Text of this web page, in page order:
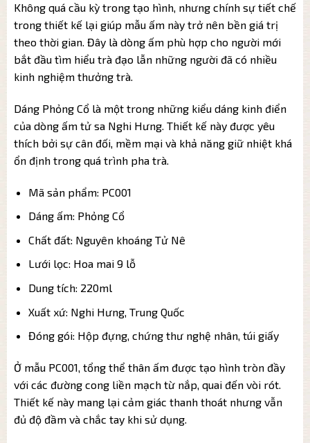
Không quá cầu kỳ trong tạo hình, nhưng chính sự tiết chế
trong thiết kế lại giúp mẫu ấm này trở nên bền giá trị
theo thời gian. Đây là dòng ấm phù hợp cho người mới
bắt đầu tìm hiểu trà đạo lẫn những người đã có nhiều
kinh nghiệm thưởng trà.
Dáng Phỏng Cổ là một trong những kiểu dáng kinh điển
của dòng ấm tử sa Nghi Hưng. Thiết kế này được yêu
thích bởi sự cân đối, mềm mại và khả năng giữ nhiệt khá
ổn định trong quá trình pha trà.
Mã sản phẩm: PC001
Dáng ấm: Phỏng Cổ
Chất đất: Nguyên khoáng Tử Nê
Lưới lọc: Hoa mai 9 lỗ
Dung tích: 220ml
Xuất xứ: Nghi Hưng, Trung Quốc
Đóng gói: Hộp đựng, chứng thư nghệ nhân, túi giấy
Ở mẫu PC001, tổng thể thân ấm được tạo hình tròn đầy
với các đường cong liền mạch từ nắp, quai đến vòi rót.
Thiết kế này mang lại cảm giác thanh thoát nhưng vẫn
đủ độ đầm và chắc tay khi sử dụng.